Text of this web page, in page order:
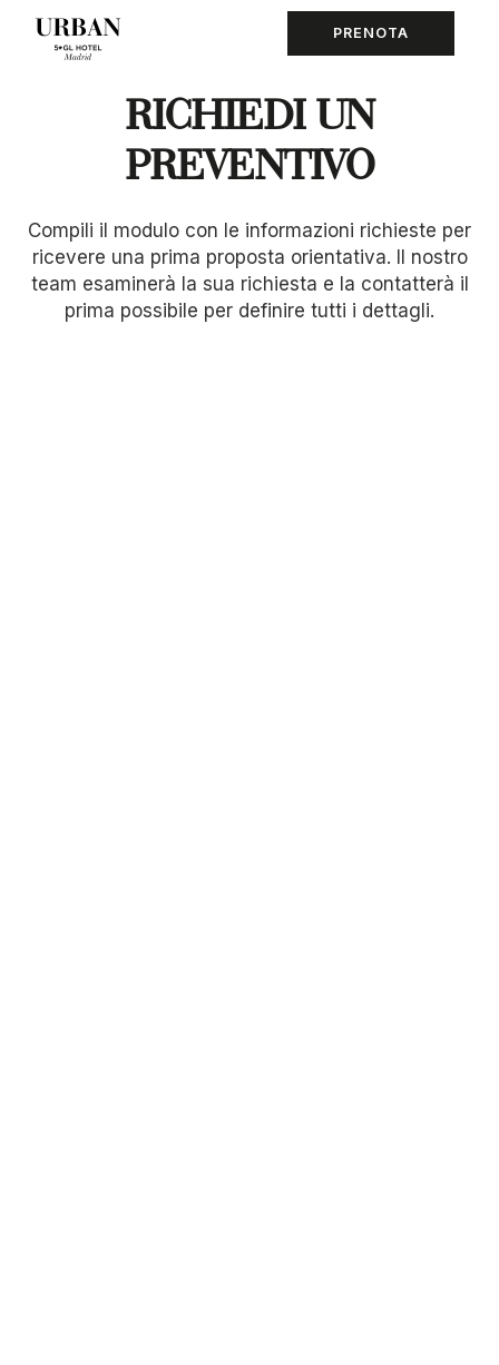
PRENOTA
RICHIEDI UN
PREVENTIVO
Compili il modulo con le informazioni richieste per
ricevere una prima proposta orientativa. Il nostro
team esaminerà la sua richiesta e la contatterà il
prima possibile per definire tutti i dettagli.